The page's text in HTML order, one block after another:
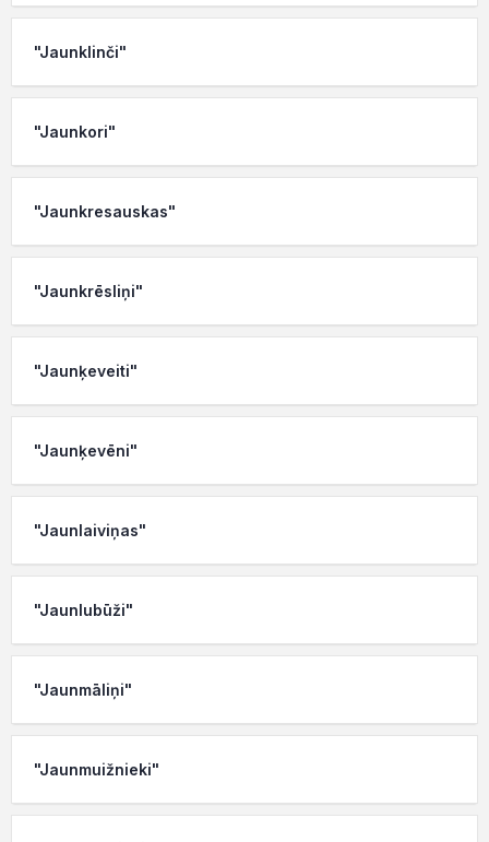
"Jaunklinči"
"Jaunkori"
"Jaunkresauskas"
"Jaunkrēsliņi"
"Jaunķeveiti"
"Jaunķevēni"
"Jaunlaiviņas"
"Jaunlubūži"
"Jaunmāliņi"
"Jaunmuižnieki"